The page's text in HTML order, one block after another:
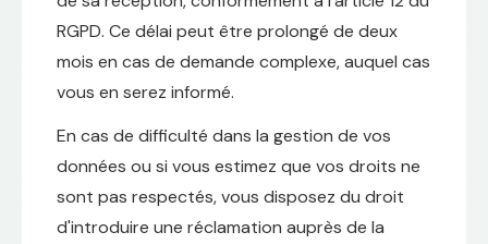
RGPD. Ce délai peut être prolongé de deux
mois en cas de demande complexe, auquel cas
vous en serez informé.
En cas de difficulté dans la gestion de vos
données ou si vous estimez que vos droits ne
sont pas respectés, vous disposez du droit
d'introduire une réclamation auprès de la